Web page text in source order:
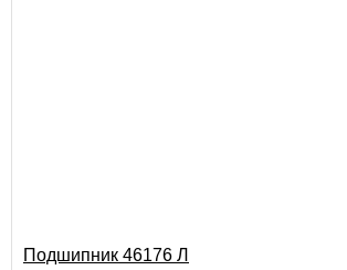
Подшипник 46176 Л